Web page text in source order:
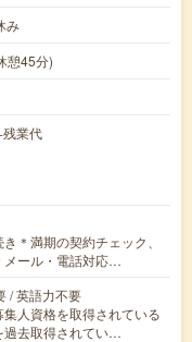
み
憩45分)
業代
＊満期の契約チェック、
メール・電話対応…
/ 英語力不要
人資格を取得されている
過去取得されてい…